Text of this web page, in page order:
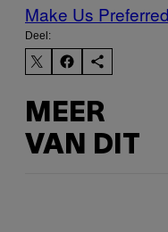
Make Us
Deel:
MEER
VAN DIT